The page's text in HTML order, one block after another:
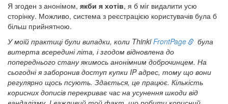
Я згоден з анонімом, якби я хотів, я б міг видалити усю
сторінку. Можливо, система з реєстрацією користувачів була б
більш прийнятною.
У моїй практиці були випадки, коли ThinkiFrontPage
була
витерта всередині літа, і згодом відновлена до
попереднього стану якимось анонімним доброчинцем. На
сьогодні я заборонив доступ купки IP адрес, тому що вони
регулярно щось псують. Здається, це працює. Кількість
корисних дописів перекриває час на усунення шкоди від